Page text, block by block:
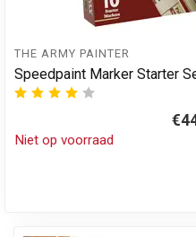
THE ARMY PAINTER
Speedpaint Marker Starter
Niet op voorraad